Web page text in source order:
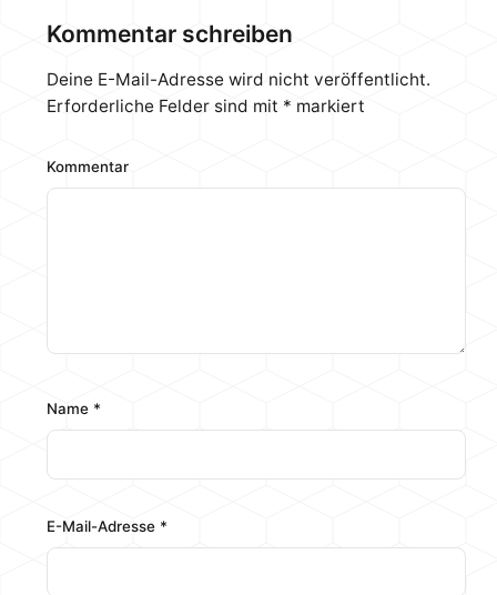
Kommentar schreiben
Deine E-Mail-Adresse wird nicht veröffentlicht.
Erforderliche Felder sind mit * markiert
Kommentar
Name *
E-Mail-Adresse *